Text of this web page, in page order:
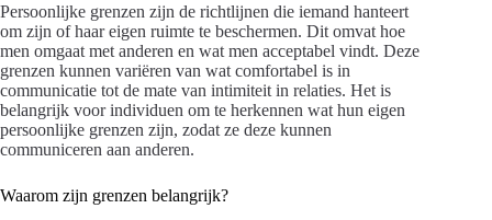
Persoonlijke grenzen zijn de richtlijnen die iemand hanteert
om zijn of haar eigen ruimte te beschermen. Dit omvat hoe
men omgaat met anderen en wat men acceptabel vindt. Deze
grenzen kunnen variëren van wat comfortabel is in
communicatie tot de mate van intimiteit in relaties. Het is
belangrijk voor individuen om te herkennen wat hun eigen
persoonlijke grenzen zijn, zodat ze deze kunnen
communiceren aan anderen.
Waarom zijn grenzen belangrijk?